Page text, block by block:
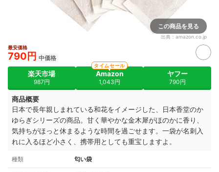
この商品を見る
出典： amazon.co.jp
最安価格
790円 中価格
楽天市場
987円
Amazon
1,043円
タイムセール
ヤフー
790円
商品概要
日本で長年親しまれている和花をイメージした、日本香堂のか
ゆらぎシリーズの商品。甘く華やかな金木犀がほのかに香り、
気持ちがほっと休まるような時間を過ごせます。一袋が名刺入
れに入るほど小さく、携帯用としても重宝しますよ。
種類 匂い袋